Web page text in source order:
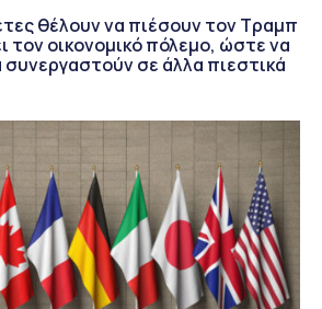
θέλουν να πιέσουν τον Τραμπ
τον οικονομικό πόλεμο, ώστε να
σε άλλα πιεστικά